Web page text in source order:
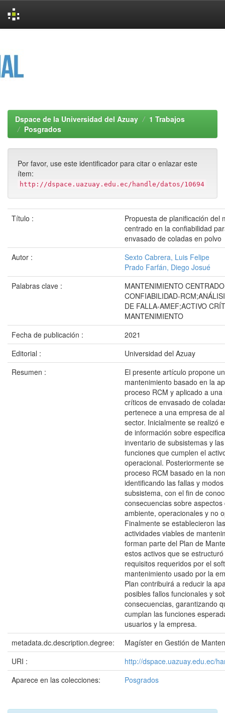
Dspace de la Universidad del Azuay
1 Trabajos
Posgrados
Por favor, use este identificador para citar o enlazar este
ítem:
http://dspace.uazuay.edu.ec/handle/datos/10694
Título :
Propuesta de planificación del
centrado en la confiabilidad
envasado de coladas en polvo
Autor :
Sexto Cabrera, Luis Felipe
Prado Farfán, Diego Josué
Palabras clave :
MANTENIMIENTO
CONFIABILIDAD-
DE FALLA-AMEF;ACTIVO
MANTENIMIENTO
Fecha de publicación :
2021
Editorial :
Universidad del Azuay
Resumen :
El presente artículo propone
mantenimiento basado en la
proceso RCM y aplicado a
críticos de envasado de
pertenece a una empresa de
sector. Inicialmente se realizó
de información sobre
inventario de subsistemas y
funciones que cumplen el
operacional. Posteriormente
proceso RCM basado en la
identificando las fallas y
subsistema, con el fin de
consecuencias sobre
ambiente, operacionales y no
Finalmente se establecieron
actividades viables de
forman parte del Plan de
estos activos que se
requisitos requeridos por el
mantenimiento usado por la
Plan contribuirá a reducir la
posibles fallos funcionales y
consecuencias, garantizando
cumplan las funciones
usuarios y la empresa.
metadata.dc.description.degree:
Magíster en Gestión de
URI :
http://dspace.uazuay.edu.ec/
Aparece en las colecciones:
Posgrados